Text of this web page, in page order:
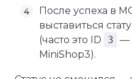
После успеха в
выставиться
(часто это ID
3 —
MiniShop3).